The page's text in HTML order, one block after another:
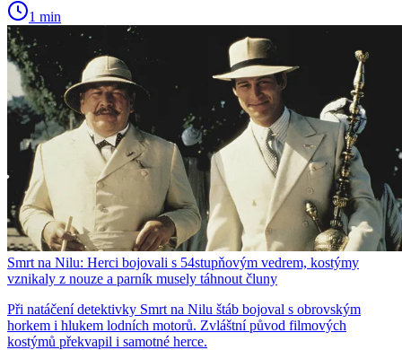
1 min
Smrt na Nilu: Herci bojovali s 54stupňovým vedrem, kostýmy
vznikaly z nouze a parník musely táhnout čluny
Při natáčení detektivky Smrt na Nilu štáb bojoval s obrovským
horkem i hlukem lodních motorů. Zvláštní původ filmových
kostýmů překvapil i samotné herce.